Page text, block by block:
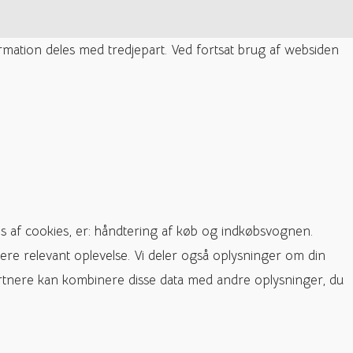
deles med tredjepart. Ved fortsat brug af websiden
af cookies, er: håndtering af køb og indkøbsvognen.
relevant oplevelse. Vi deler også oplysninger om din
kan kombinere disse data med andre oplysninger, du